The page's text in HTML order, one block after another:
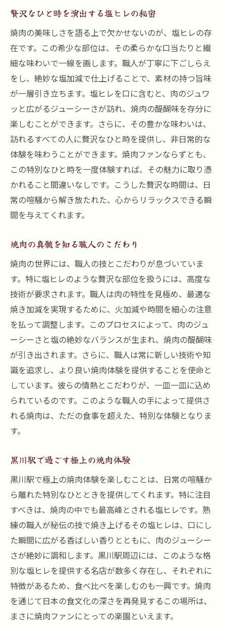
贅沢なひと時を演出する塩ヒレの秘密
焼肉の美味しさを語る上で欠かせないのが、塩ヒレの存
在です。この希少な部位は、その柔らかな口当たりと繊
細な味わいで一線を画します。職人が丁寧に下ごしらえ
をし、絶妙な塩加減で仕上げることで、素材の持つ旨味
が一層引き立ちます。塩ヒレを口に含むと、肉のジュワ
ッと広がるジューシーさが訪れ、焼肉の醍醐味を存分に
楽しむことができます。さらに、その豊かな味わいは、
訪れるすべての人に贅沢なひと時を提供し、非日常的な
体験を味わうことができます。焼肉ファンならずとも、
この特別なひと時を一度体験すれば、その魅力に取り憑
かれること間違いなしです。こうした贅沢な時間は、日
常の喧騒から解き放たれた、心からリラックスできる瞬
間を与えてくれます。
焼肉の真髄を知る職人のこだわり
焼肉の世界には、職人の技とこだわりが息づいていま
す。特に塩ヒレのような贅沢な部位を扱うには、高度な
技術が要求されます。職人は肉の特性を見極め、最適な
焼き加減を実現するために、火加減や時間を細心の注意
を払って調整します。このプロセスによって、肉のジュ
ーシーさと塩の絶妙なバランスが生まれ、焼肉の醍醐味
が引き出されます。さらに、職人は常に新しい技術や知
識を追求し、より良い焼肉体験を提供することを使命と
しています。彼らの情熱とこだわりが、一皿一皿に込め
られているのです。このような職人の手によって提供さ
れる焼肉は、ただの食事を超えた、特別な体験となりま
す。
黒川駅で過ごす極上の焼肉体験
黒川駅で極上の焼肉体験を楽しむことは、日常の喧騒か
ら離れた特別なひとときを提供してくれます。特に注目
すべきは、焼肉の中でも最高峰とされる塩ヒレです。熟
練の職人が秘伝の技で焼き上げるその塩ヒレは、口にし
た瞬間に広がる香ばしい香りとともに、肉のジューシー
さが絶妙に調和します。黒川駅周辺には、このような格
別な塩ヒレを提供する名店が数多く存在し、それぞれに
特徴があるため、食べ比べを楽しむのも一興です。焼肉
を通じて日本の食文化の深さを再発見するこの場所は、
まさに焼肉ファンにとっての楽園といえます。